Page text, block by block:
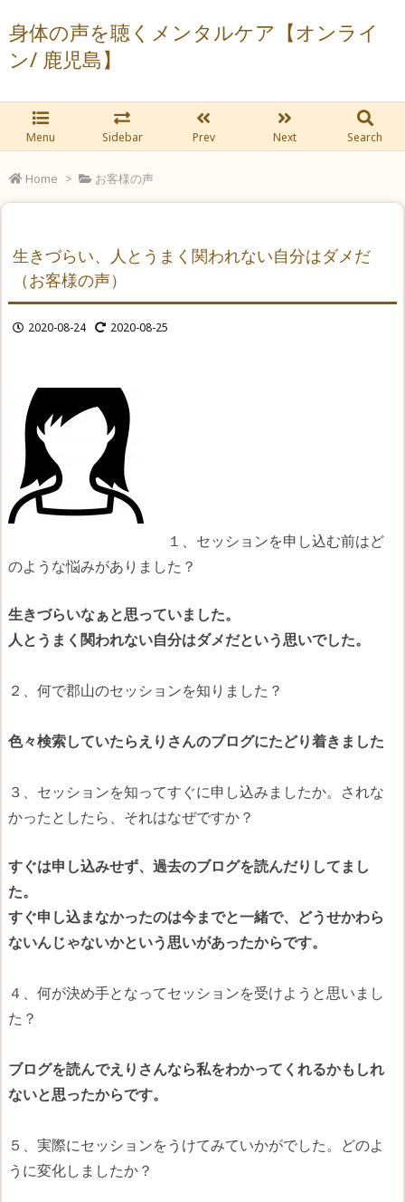
身体の声を聴くメンタルケア【オンライ
ン/ 鹿児島】
Menu Sidebar Prev Next Search
Home > お客様の声
生きづらい、人とうまく関われない自分はダメだ
（お客様の声）
2020-08-24 2020-08-25
１、セッションを申し込む前はど
のような悩みがありました？
生きづらいなぁと思っていました。
人とうまく関われない自分はダメだという思いでした。
２、何で郡山のセッションを知りました？
色々検索していたらえりさんのブログにたどり着きました
３、セッションを知ってすぐに申し込みましたか。されな
かったとしたら、それはなぜですか？
すぐは申し込みせず、過去のブログを読んだりしてまし
た。
すぐ申し込まなかったのは今までと一緒で、 どうせかわら
ないんじゃないかという思いがあったからです。
４、何が決め手となってセッションを受けようと思いまし
た？
ブログを読んでえりさんなら私をわかってくれるかもしれ
ないと思ったからです。
５、実際にセッションをうけてみていかがでした。どのよ
うに変化しましたか？